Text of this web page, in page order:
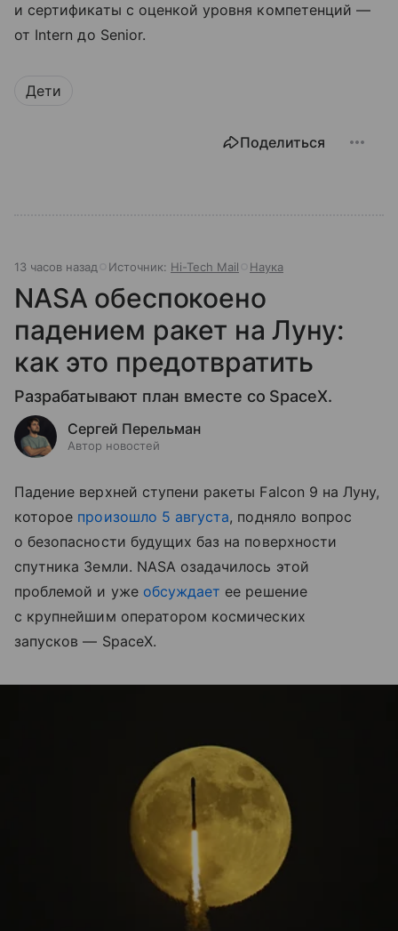
и сертификаты с оценкой уровня компетенций —
от Intern до Senior.
Дети
Поделиться
13 часов назад Источник: Hi-Tech Mail Наука
NASA обеспокоено
падением ракет на Луну:
как это предотвратить
Разрабатывают план вместе со SpaceX.
Сергей Перельман
Автор новостей
Падение верхней ступени ракеты Falcon 9 на Луну,
которое произошло 5 августа, подняло вопрос
о безопасности будущих баз на поверхности
спутника Земли. NASA озадачилось этой
проблемой и уже обсуждает ее решение
с крупнейшим оператором космических
запусков — SpaceX.